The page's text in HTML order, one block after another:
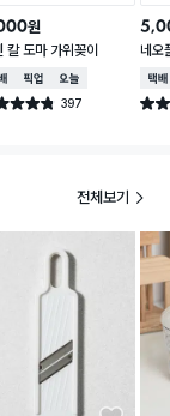
원
칼 도마 가위꽂이
배송매장픽업오늘배송
4.8점 397
건 작성
네오
택배
별점
전체보기